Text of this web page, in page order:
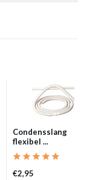
Condensslang
flexibel ...
€2,95